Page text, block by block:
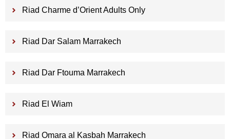
Riad Charme d’Orient Adults Only
Riad Dar Salam Marrakech
Riad Dar Ftouma Marrakech
Riad El Wiam
Riad Omara al Kasbah Marrakech